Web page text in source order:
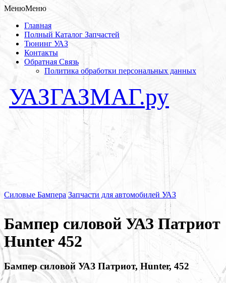
МенюМеню
Главная
Полный Каталог Запчастей
Тюнинг УАЗ
Контакты
Обратная Связь
Политика обработки персональных данных
УАЗГАЗМАГ.ру
Запчасти для автомобилей в Кунцево
Силовые Бампера Запчасти для автомобилей УАЗ
Бампер силовой УАЗ Патриот
Hunter 452
Бампер силовой УАЗ Патриот, Hunter, 452